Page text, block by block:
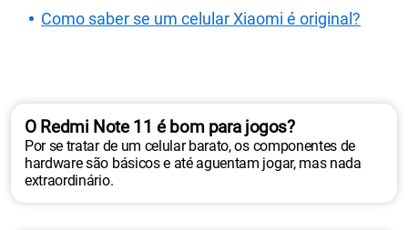
Como saber se um celular Xiaomi é original?
O Redmi Note 11 é bom para jogos?
Por se tratar de um celular barato, os componentes de
hardware são básicos e até aguentam jogar, mas nada
extraordinário.